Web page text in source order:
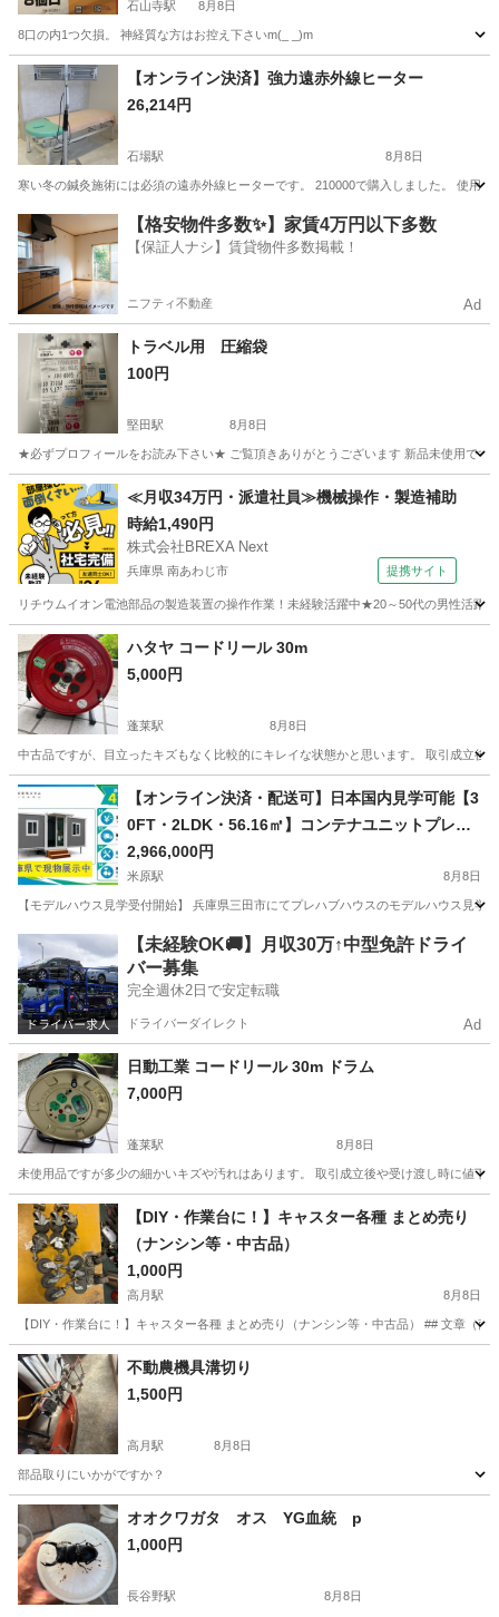
石山寺駅 8月8日
8口の内1つ欠損。 神経質な方はお控え下さいm(_ _)m
滋賀 大津市 石山寺駅 その他
【オンライン決済】強力遠赤外線ヒーター
26,214円
石場駅 8月8日
寒い冬の鍼灸施術には必須の遠赤外線ヒーターです。 210000で購入しました。 使用
滋賀 大津市 石場駅 その他 鍼灸
【格安物件多数✨】家賃4万円以下多数
【保証人ナシ】賃貸物件多数掲載！
ニフティ不動産 Ad
トラベル用 圧縮袋
100円
堅田駅 8月8日
★必ずプロフィールをお読み下さい★ ご覧頂きありがとうございます 新品未使用です
滋賀 大津市 堅田駅 その他
≪月収34万円・派遣社員≫機械操作・製造補助
時給1,490円
株式会社BREXA Next
兵庫県 南あわじ市 提携サイト
リチウムイオン電池部品の製造装置の操作作業！未経験活躍中★20～50代の男性活
兵庫 南あわじ市ハタヤ コードリール 30m
5,000円
蓬莱駅 8月8日
中古品ですが、目立ったキズもなく比較的にキレイな状態かと思います。 取引成立後
滋賀 大津市 蓬莱駅 その他 ハタヤ
【オンライン決済・配送可】日本国内見学可能【3
0FT・2LDK・56.16㎡】コンテナユニットプレハ
ブハウス｜高品質断熱・高気密仕様｜広々2LDKレ
イアウトで快適な居住空間を実現｜住宅・別荘・
セカンドハウス・民泊施設・事務所・店舗・仮設
住宅・職員寮・宿泊施設対応｜キッチン・浴室・
トイレ完備可能｜半日設置可能・短工期施工・移
動可能｜耐久性に優れた軽量鉄骨構造｜内装・外
確認対応｜メーカー直販・高品質モジュールハウ
ス・次世代コンテナ住宅・ユニット建築
2,966,000円
米原駅 8月8日
【モデルハウス見学受付開始】 兵庫県三田市にてプレハブハウスのモデルハウス見
大津市 米原駅 その他 2LDK
【未経験OK🚚】月収30万↑中型免許ドライ
バー募集
完全週休2日で安定転職
ドライバーダイレクト Ad
日動工業 コードリール 30m ドラム
7,000円
蓬莱駅 8月8日
未使用品ですが多少の細かいキズや汚れはあります。 取引成立後や受け渡し時に値下
滋賀 大津市 その他
【DIY・作業台に！】キャスター各種 まとめ売り
（ナンシン等・中古品）
1,000円
高月駅 8月8日
【DIY・作業台に！】キャスター各種 まとめ売り（ナンシン等・中古品） ## 文章（
滋賀 長浜市 高月駅 その他
不動農機具溝切り
1,500円
高月駅 8月8日
部品取りにいかがですか？
滋賀 長浜市 高月駅 その他
オオクワガタ オス YG血統 p
1,000円
長谷野駅 8月8日